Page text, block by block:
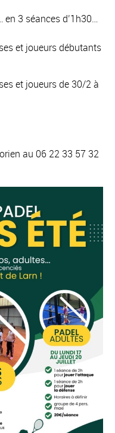
en 3 séances d’1h30…
et joueurs débutants
et joueurs de 30/2 à
au 06 22 33 57 32